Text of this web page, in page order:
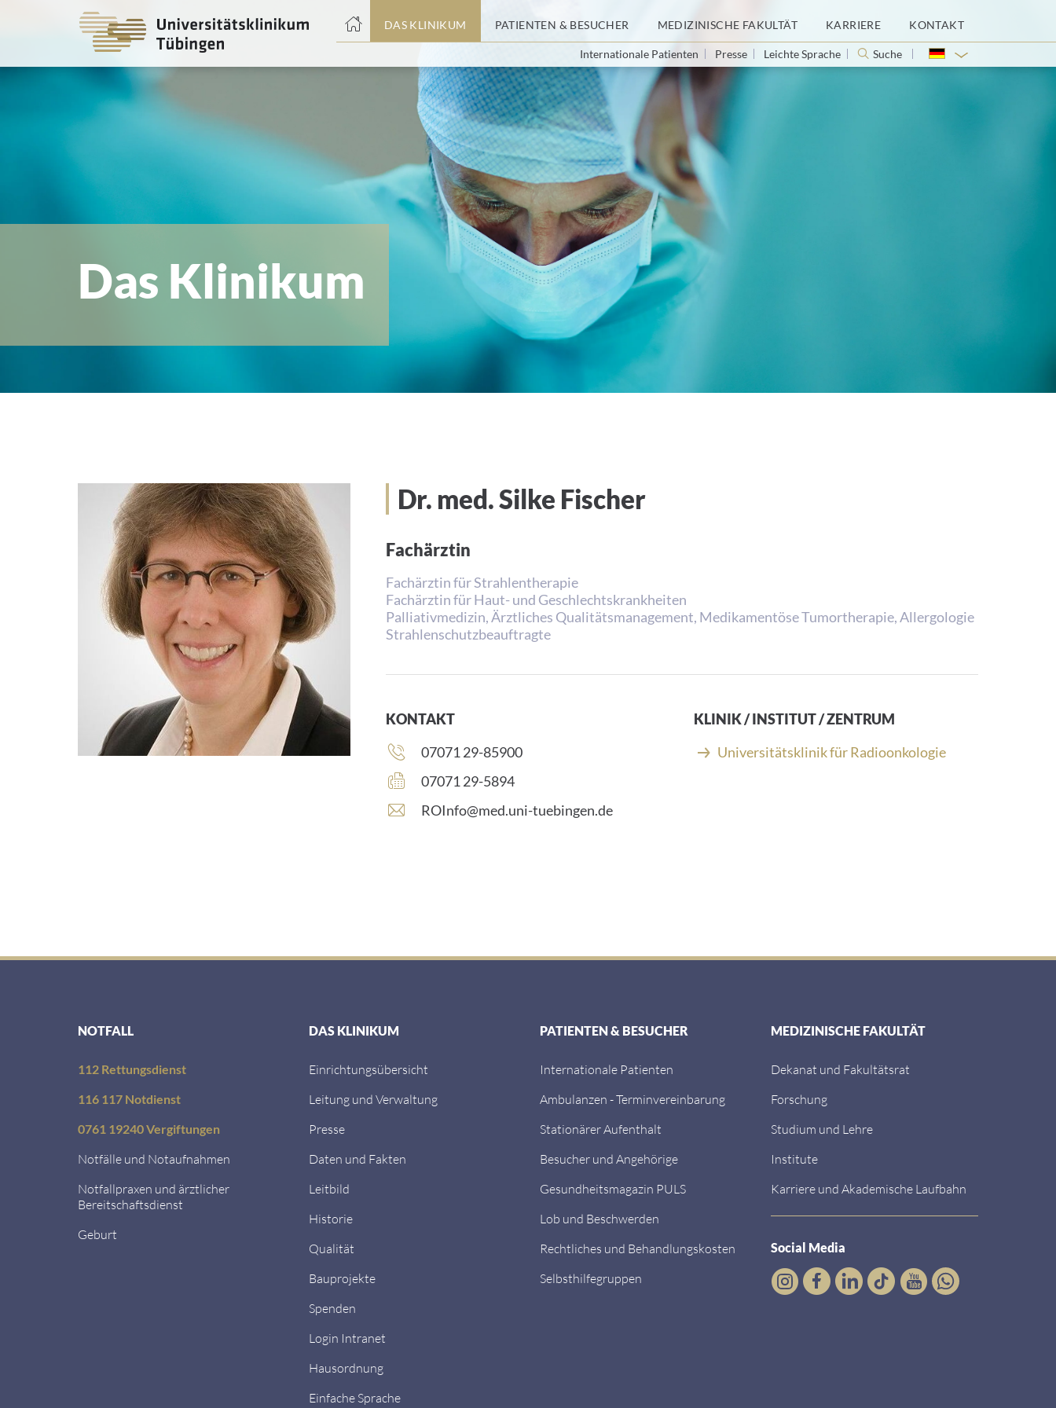
DAS KLINIKUM PATIENTEN & BESUCHER MEDIZINISCHE FAKULTÄT KARRIERE KONTAKT
Internationale Patienten Presse Leichte Sprache Suche
Das Klinikum
Dr. med. Silke Fischer
Fachärztin
Fachärztin für Strahlentherapie
Fachärztin für Haut- und Geschlechtskrankheiten
Palliativmedizin, Ärztliches Qualitätsmanagement, Medikamentöse Tumortherapie, Allergologie
Strahlenschutzbeauftragte
KONTAKT
Telefonnummer:
07071 29-85900
Faxnummer:
07071 29-5894
E
r
ROInfo@med.uni-tuebingen.de
KLINIK / INSTITUT / ZENTRUM
Universitätsklinik für Radioonkologie
NOTFALL
112 Rettungsdienst
116 117 Notdienst
0761 19240 Vergiftungen
Notfälle und Notaufnahmen
Notfallpraxen und ärztlicher
Bereitschaftsdienst
Geburt
DAS KLINIKUM
Einrichtungsübersicht
Leitung und Verwaltung
Presse
Daten und Fakten
Leitbild
Historie
Qualität
Bauprojekte
Spenden
Login Intranet
Hausordnung
Einfache Sprache
PATIENTEN & BESUCHER
Internationale Patienten
Ambulanzen - Terminvereinbarung
Stationärer Aufenthalt
Besucher und Angehörige
Gesundheitsmagazin PULS
Lob und Beschwerden
Rechtliches und Behandlungskosten
Selbsthilfegruppen
MEDIZINISCHE FAKULTÄT
Dekanat und Fakultätsrat
Forschung
Studium und Lehre
Institute
Karriere und Akademische Laufbahn
Social Media